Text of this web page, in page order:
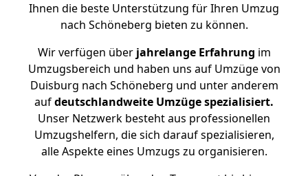
Ihnen die beste Unterstützung für Ihren Umzug
nach Schöneberg bieten zu können.
Wir verfügen überjahrelange Erfahrung im
Umzugsbereich und haben uns auf Umzüge von
Duisburg nach Schöneberg und unter anderem
aufdeutschlandweite Umzüge spezialisiert.
Unser Netzwerk besteht aus professionellen
Umzugshelfern, die sich darauf spezialisieren,
alle Aspekte eines Umzugs zu organisieren.